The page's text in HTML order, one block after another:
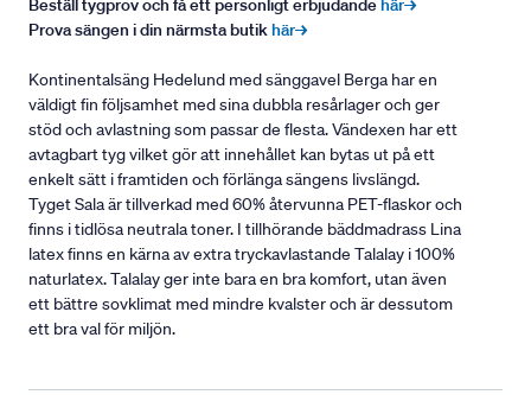
Beställ tygprov och få ett personligt erbjudandehär→
Prova sängen i din närmsta butikhär→
Kontinentalsäng Hedelund med sänggavel Berga har en
väldigt fin följsamhet med sina dubbla resårlager och ger
stöd och avlastning som passar de flesta. Vändexen har ett
avtagbart tyg vilket gör att innehållet kan bytas ut på ett
enkelt sätt i framtiden och förlänga sängens livslängd.
Tyget Sala är tillverkad med 60% återvunna PET-flaskor och
finns i tidlösa neutrala toner. I tillhörande bäddmadrass Lina
latex finns en kärna av extra tryckavlastande Talalay i 100%
naturlatex. Talalay ger inte bara en bra komfort, utan även
ett bättre sovklimat med mindre kvalster och är dessutom
ett bra val för miljön.